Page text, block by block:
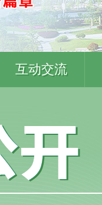
互动交流